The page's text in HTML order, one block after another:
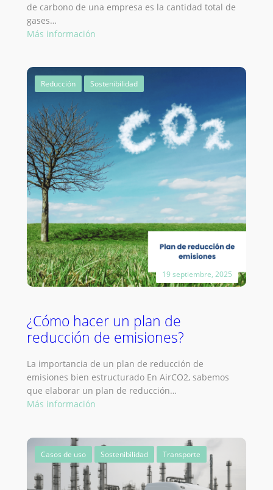
de carbono de una empresa es la cantidad total de
gases…
Más información:
la
huella
carbono
de
tu
empresa
paso
a
paso
Reducción Sostenibilidad
19 septiembre, 2025
¿Cómo hacer un plan de
reducción de emisiones?
La importancia de un plan de reducción de
emisiones bien estructurado En AirCO2, sabemos
que elaborar un plan de reducción…
Más información:
un
plan
de
reducción
Casos de uso Sostenibilidad Transporte